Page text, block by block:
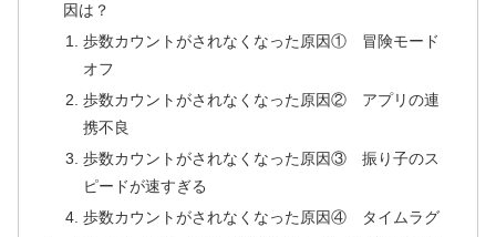
因は？
歩数カウントがされなくなった原因① 冒険モード
オフ
歩数カウントがされなくなった原因② アプリの連
携不良
歩数カウントがされなくなった原因③ 振り子のス
ピードが速すぎる
歩数カウントがされなくなった原因④ タイムラグ